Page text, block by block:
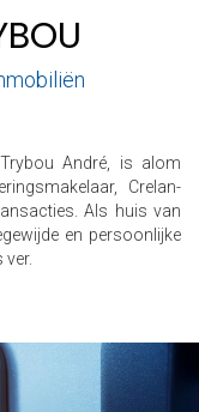
André, is alom
Crelan-
Als huis van
en persoonlijke
ver.